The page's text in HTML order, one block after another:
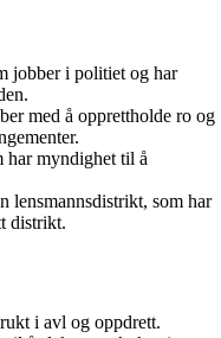
jobber i politiet og har
med å opprettholde ro og
har myndighet til å
lensmannsdistrikt, som har
distrikt.
i avl og oppdrett.